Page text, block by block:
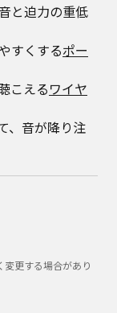
と迫力の重低
すくするポー
こえるワイヤ
、音が降り注
変更する場合があり